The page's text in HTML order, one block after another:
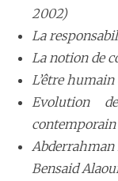
2002)
La
La notion de
L’être
Evolution
contemporain
Abderrahman
Bensaid